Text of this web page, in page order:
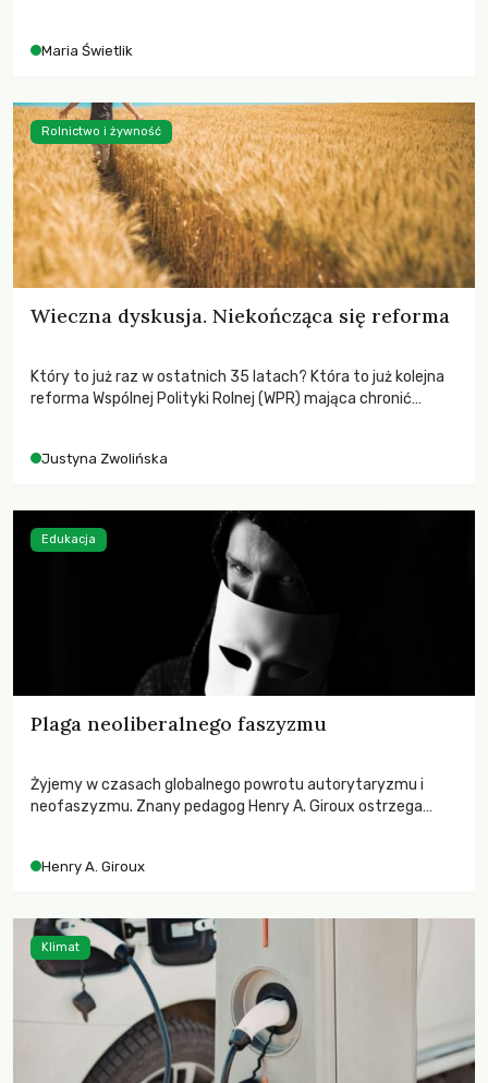
Maria Świetlik
Wieczna dyskusja. Niekończąca się reforma
Który to już raz w ostatnich 35 latach? Która to już kolejna
reforma Wspólnej Polityki Rolnej (WPR) mająca chronić
Justyna Zwolińska
Rolnictwo i żywność
Plaga neoliberalnego faszyzmu
Żyjemy w czasach globalnego powrotu autorytaryzmu i
neofaszyzmu. Znany pedagog Henry A. Giroux ostrzega
wychowają świadomych obywateli?
Henry A. Giroux
Edukacja
Klimat